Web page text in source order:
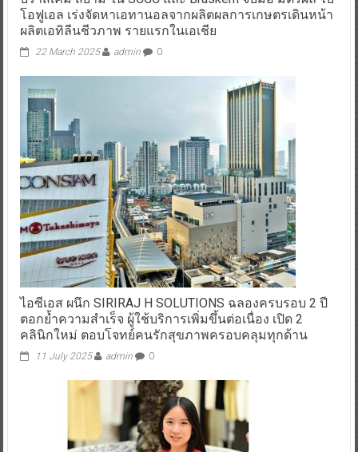
โอฟูเอล เร่งจัดหาเอทานอลจากผลิตผลการเกษตรเดินหน้า
ผลิตเอทิลีนชีวภาพ รายแรกในเอเชีย
22 March 2025 admin 0
ไอซีเอส ผนึก SIRIRAJ H SOLUTIONS ฉลองครบรอบ 2 ปี
ตอกย้ำความสำเร็จ ผู้ใช้บริการเพิ่มขึ้นต่อเนื่อง เปิด 2
คลินิกใหม่ ตอบโจทย์คนรักสุขภาพครอบคลุมทุกด้าน
11 July 2025 admin 0